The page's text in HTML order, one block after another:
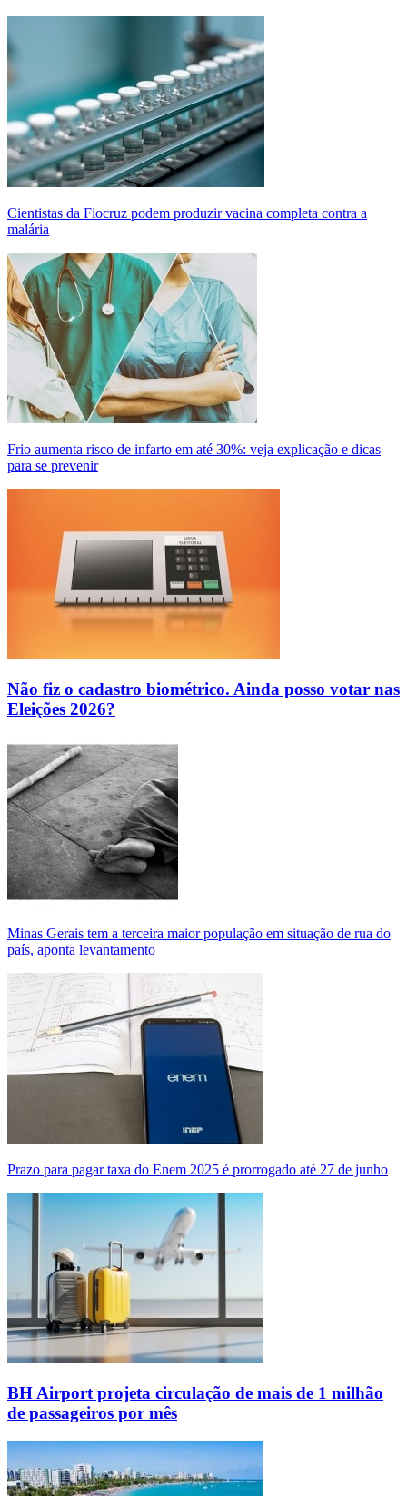
Cientistas da Fiocruz podem produzir vacina completa contra a
malária
Frio aumenta risco de infarto em até 30%: veja explicação e dicas
para se prevenir
Não fiz o cadastro biométrico. Ainda posso votar nas
Eleições 2026?
Minas Gerais tem a terceira maior população em situação de rua do
país, aponta levantamento
Prazo para pagar taxa do Enem 2025 é prorrogado até 27 de junho
BH Airport projeta circulação de mais de 1 milhão
de passageiros por mês